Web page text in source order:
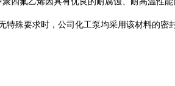
特殊要求时，公司化工泵均采用该材料的密